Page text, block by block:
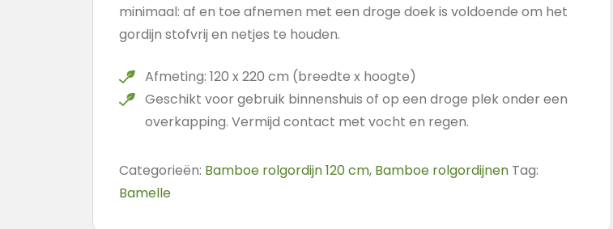
minimaal: af en toe afnemen met een droge doek is voldoende om het
gordijn stofvrij en netjes te houden.
Afmeting: 120 x 220 cm (breedte x hoogte)
Geschikt voor gebruik binnenshuis of op een droge plek onder een
overkapping. Vermijd contact met vocht en regen.
Categorieën: Bamboe rolgordijn 120 cm, Bamboe rolgordijnen Tag:
Bamelle